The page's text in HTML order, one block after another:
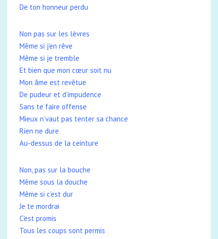
De ton honneur perdu
Non pas sur les lèvres
Même si j’en rêve
Même si je tremble
Et bien que mon cœur soit nu
Mon âme est revêtue
De pudeur et d’impudence
Sans te faire offense
Mieux n’vaut pas tenter sa chance
Rien ne dure
Au-dessus de la ceinture
Non, pas sur la bouche
Même sous la douche
Même si c’est dur
Je te mordrai
C’est promis
Tous les coups sont permis